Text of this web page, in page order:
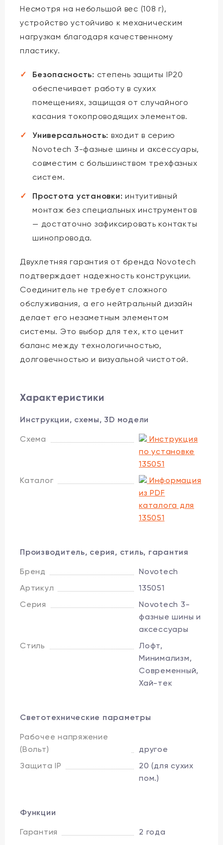
Несмотря на небольшой вес (108 г),
устройство устойчиво к механическим
нагрузкам благодаря качественному
пластику.
Безопасность: степень защиты IP20
обеспечивает работу в сухих
помещениях, защищая от случайного
касания токопроводящих элементов.
Универсальность: входит в серию
Novotech 3-фазные шины и аксессуары,
совместим с большинством трехфазных
систем.
Простота установки: интуитивный
монтаж без специальных инструментов
— достаточно зафиксировать контакты
шинопровода.
Двухлетняя гарантия от бренда Novotech
подтверждает надежность конструкции.
Соединитель не требует сложного
обслуживания, а его нейтральный дизайн
делает его незаметным элементом
системы. Это выбор для тех, кто ценит
баланс между технологичностью,
долговечностью и визуальной чистотой.
Характеристики
Инструкции, схемы, 3D модели
Схема
Инструкция
по установке
135051
Каталог
Информация
из PDF
каталога для
135051
Производитель, серия, стиль, гарантия
Бренд
Novotech
Артикул
135051
Серия
Novotech 3-
фазные шины и
аксессуары
Стиль
Лофт,
Минимализм,
Современный,
Хай-тек
Светотехнические параметры
Рабочее напряжение
(Вольт)
другое
Защита IP
20 (для сухих
пом.)
Функции
Гарантия 2 года